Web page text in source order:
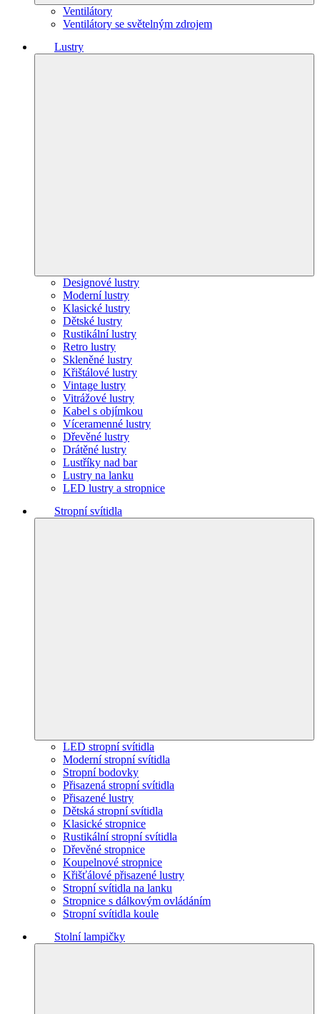
Ventilátory
Ventilátory se světelným zdrojem
Lustry
Designové lustry
Moderní lustry
Klasické lustry
Dětské lustry
Rustikální lustry
Retro lustry
Skleněné lustry
Křištálové lustry
Vintage lustry
Vitrážové lustry
Kabel s objímkou
Víceramenné lustry
Dřevěné lustry
Drátěné lustry
Lustříky nad bar
Lustry na lanku
LED lustry a stropnice
Stropní svítidla
LED stropní svítidla
Moderní stropní svítidla
Stropní bodovky
Přisazená stropní svítidla
Přisazené lustry
Dětská stropní svítidla
Klasické stropnice
Rustikální stropní svítidla
Dřevěné stropnice
Koupelnové stropnice
Křišťálové přisazené lustry
Stropní svítidla na lanku
Stropnice s dálkovým ovládáním
Stropní svítidla koule
Stolní lampičky